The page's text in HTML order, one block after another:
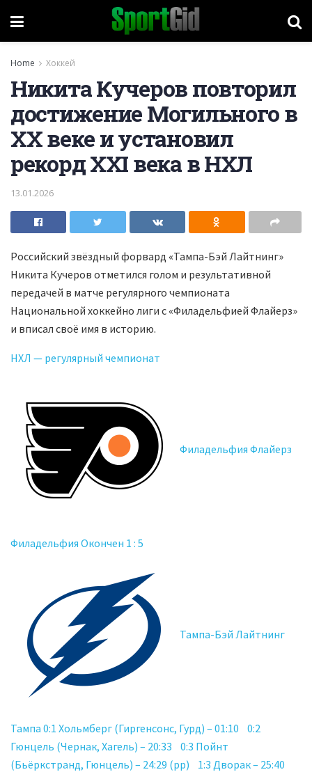
Home Хоккей
Никита Кучеров повторил
достижение Могильного в
XX веке и установил
рекорд XXI века в НХЛ
13.01.2026
Российский звёздный форвард «Тампа-Бэй Лайтнинг»
Никита Кучеров отметился голом и результативной
передачей в матче регулярного чемпионата
Национальной хоккейно лиги с «Филадельфией Флайерз»
и вписал своё имя в историю.
НХЛ — регулярный чемпионат
Филадельфия Флайерз
Филадельфия Окончен 1 : 5
Тампа-Бэй Лайтнинг
Тампа 0:1 Хольмберг (Гиргенсонс, Гурд) – 01:10 0:2
Гюнцель (Чернак, Хагель) – 20:33 0:3 Пойнт
(Бьёркстранд, Гюнцель) – 24:29 (pp) 1:3 Дворак – 25:40